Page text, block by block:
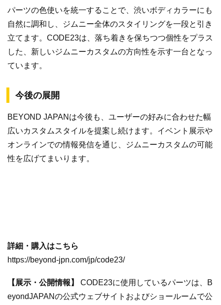
パーツの色使いを統一することで、渋いボディカラーにも
自然に調和し、ジムニー全体のスタイリングを一段と引き
立てます。CODE23は、落ち着きを保ちつつ個性をプラス
した、新しいジムニーカスタムの方向性を示す一台となっ
ています。
今後の展開
BEYOND JAPANは今後も、ユーザーの好みに合わせた幅
広いカスタムスタイルを提案し続けます。イベント展示や
オンラインでの情報発信を通じ、ジムニーカスタムの可能
性を広げてまいります。
詳細・購入はこちら
https://beyond-jpn.com/jp/code23/
【展示・公開情報】
CODE23に使用しているパーツは、B
eyondJAPANの公式ウェブサイトおよびショールームで公